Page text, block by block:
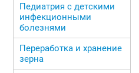
Педиатрия с детскими
инфекционными
болезнями
Переработка и хранение
зерна